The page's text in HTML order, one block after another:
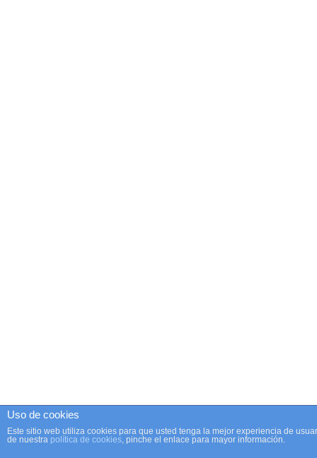
Uso de cookies
Este sitio web utiliza cookies para que usted tenga la mejor experiencia de
de nuestra política de cookies, pinche el enlace para mayor información.